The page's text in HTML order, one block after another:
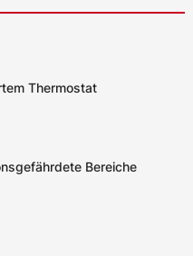
Thermostat
Bereiche